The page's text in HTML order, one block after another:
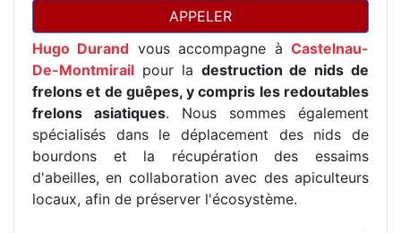
APPELER
Hugo Durand vous accompagne àCastelnau-
De-Montmirail pour la destruction de nids de
frelons et de guêpes, y compris les redoutables
frelons asiatiques. Nous sommes également
spécialisés dans le déplacement des nids de
bourdons et la récupération des essaims
d'abeilles, en collaboration avec des apiculteurs
locaux, afin de préserver l'écosystème.